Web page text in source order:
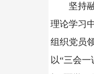
坚持
理论学习
组织党员
以“三会